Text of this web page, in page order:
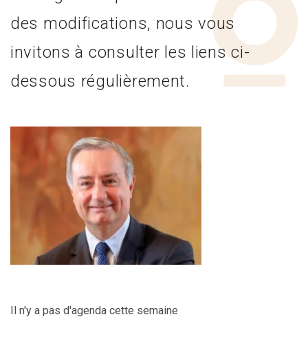
des modifications, nous vous
invitons à consulter les liens ci-
dessous régulièrement.
Il n'y a pas d'agenda cette semaine